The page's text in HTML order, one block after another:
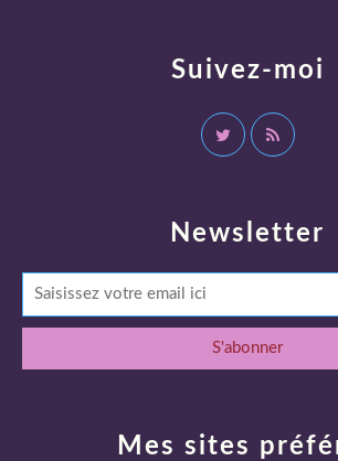
Newsletter
Suivez-moi
Mes sites